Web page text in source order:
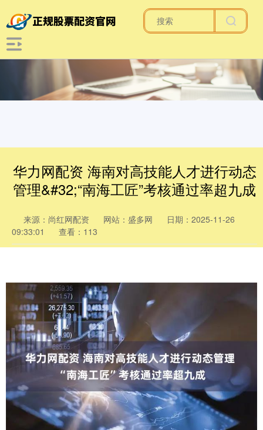
华力网配资 海南对高技能人才进行动态
管理&#32;“南海工匠”考核通过率超九成
来源：尚红网配资 网站：盛多网
日期：2025-11-26
09:33:01
查看：113